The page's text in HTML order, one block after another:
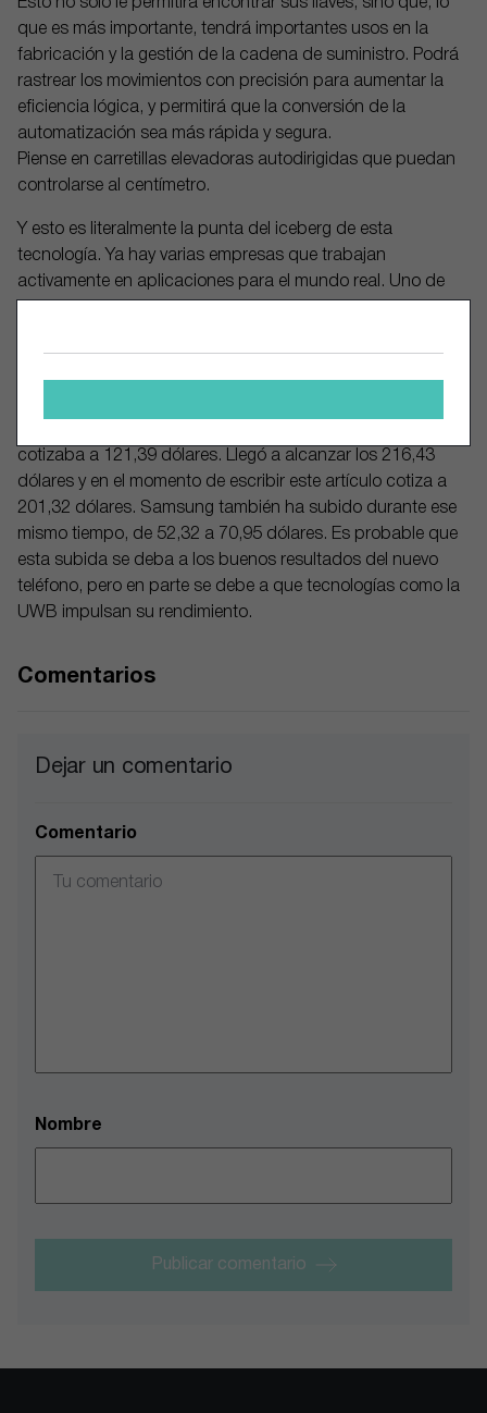
Esto no solo le permitirá encontrar sus llaves, sino que, lo
que es más importante, tendrá importantes usos en la
fabricación y la gestión de la cadena de suministro. Podrá
rastrear los movimientos con precisión para aumentar la
eficiencia lógica, y permitirá que la conversión de la
automatización sea más rápida y segura.
Piense en carretillas elevadoras autodirigidas que puedan
controlarse al centímetro.
Y esto es literalmente la punta del iceberg de esta
tecnología. Ya hay varias empresas que trabajan
activamente en aplicaciones para el mundo real. Uno de
cotizaba a 121,39 dólares. Llegó a alcanzar los 216,43
dólares y en el momento de escribir este artículo cotiza a
201,32 dólares. Samsung también ha subido durante ese
mismo tiempo, de 52,32 a 70,95 dólares. Es probable que
esta subida se deba a los buenos resultados del nuevo
teléfono, pero en parte se debe a que tecnologías como la
UWB impulsan su rendimiento.
Comentarios
Dejar un comentario
Comentario
Nombre
Publicar comentario